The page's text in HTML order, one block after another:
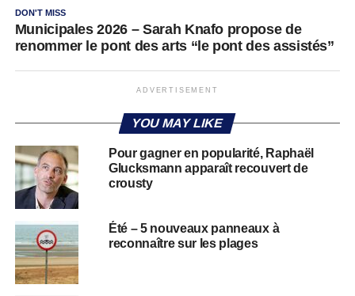
DON'T MISS
Municipales 2026 – Sarah Knafo propose de
renommer le pont des arts “le pont des assistés”
ADVERTISEMENT
YOU MAY LIKE
Pour gagner en popularité, Raphaël
Glucksmann apparaît recouvert de
crousty
Été – 5 nouveaux panneaux à
reconnaître sur les plages